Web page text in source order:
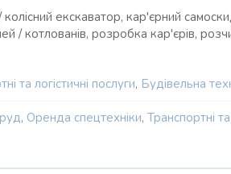
екскаватор, кар'єрний
/ котлованів, розробка кар'єрів,
та логістичні послуги, Будівельна
, Оренда спецтехніки, Транспортні та